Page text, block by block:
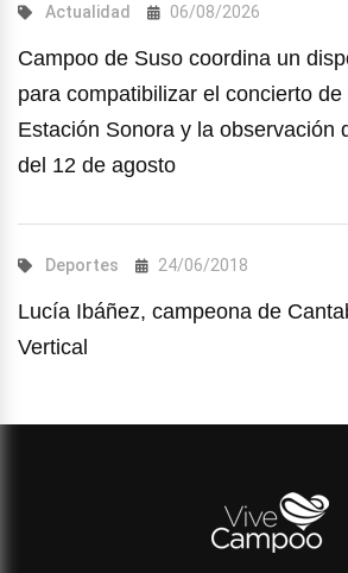
Actualidad 06/08/2026
Campoo de Suso coordina un
para compatibilizar el concierto
Estación Sonora y la observación
del 12 de agosto
Deportes 24/06/2018
Lucía Ibáñez, campeona de
Vertical